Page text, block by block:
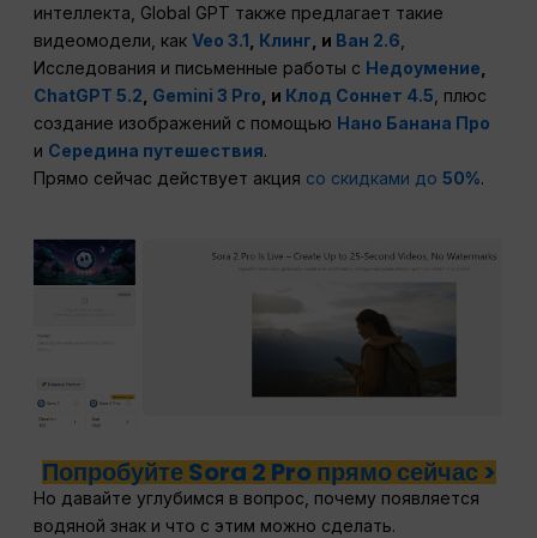
интеллекта, Global GPT также предлагает такие
видеомодели, какVeo 3.1 Клинг , и Ван 2.6
Исследования и письменные работы с Недоумение
ChatGPT 5.2 Gemini 3 Pro , и Клод Соннет 4.5 , плюс
создание изображений с помощью Нано Банана Про
и Середина путешествия.
Прямо сейчас действует акция со скидками до50%.
Попробуйте Sora 2 Pro прямо сейчас >
Но давайте углубимся в вопрос, почему появляется
водяной знак и что с этим можно сделать.